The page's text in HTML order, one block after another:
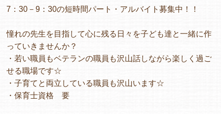
ヒーローズ旭保育園
キッズ１ハート旭保育所
園の様子
7：30－9：30の短時間パート・アルバイト募集中！！
憧れの先生を目指して心に残る日々を子ども達と一緒に作
っていきませんか？
・若い職員もベテランの職員も沢山話しながら楽しく過ご
せる職場です☆
・子育てと両立している職員も沢山います☆
・保育士資格 要